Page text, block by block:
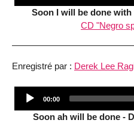
Soon I will be done
CD "Negro
Enregistré par : Derek Lee
Current
00:00
Soon ah will be done -